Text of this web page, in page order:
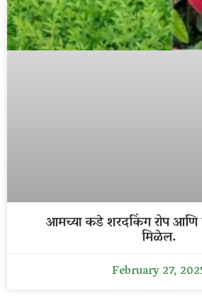
आमच्या कडे शरदकिंग रोप आणि
मिळेल.
February 27,